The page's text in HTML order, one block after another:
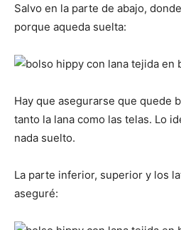
Salvo en la parte de abajo,
porque aqueda suelta:
Hay que asegurarse que quede
tanto la lana como las telas. Lo
nada suelto.
La parte inferior, superior y los
aseguré: